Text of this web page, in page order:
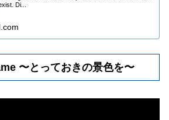
Di...
〜とっておきの景色を〜